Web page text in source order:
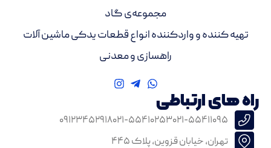
راه های ارتباطی
۰۲۱-۵۵۴۱۱۰۹۵۰۲۱-۵۵۴۱۰۲۵۳۰۹۱۲۳۴۵۲۹۱۸
تهران، خیابان قزوین، پلاک ۴۴۵
مجموعه‌ی گاد
تهیه کننده و واردکننده انواع قطعات یدکی ماشین آلات
راهسازی و معدنی